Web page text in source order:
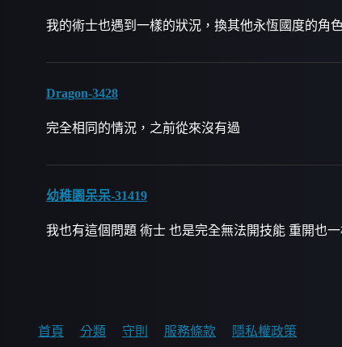
我的術士也遇到一樣的狀況，換其他永恆國度的角
Dragon-3428
完全相同的情況，之前從來沒有過
幼稚園呆呆-31419
我也有這個問題 術士 也是完全無法開技能 重開也
首頁 分類 守則 服務條款 隱私權政策